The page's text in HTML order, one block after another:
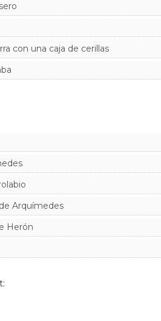
con una caja de cerillas
Arquímedes
Herón